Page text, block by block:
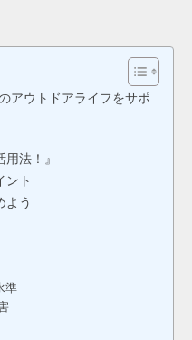
アウトドアライフをサポ
法！』
ント
よう
準